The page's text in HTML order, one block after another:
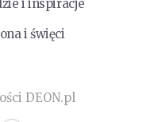
i inspiracje
i święci
DEON.pl